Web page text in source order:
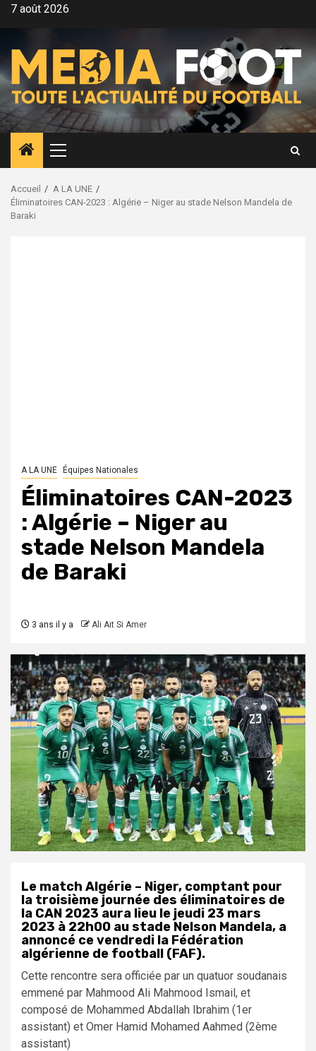
Aller7 août 2026
Menu
principal
Accueil
A LA UNE
Éliminatoires CAN-2023 : Algérie – Niger au stade Nelson Mandela de
Baraki
A LA UNE Équipes Nationales
Éliminatoires CAN-2023
: Algérie – Niger au
stade Nelson Mandela
de Baraki
3 ans il y a Ali Ait Si Amer
Le match Algérie – Niger, comptant pour
la troisième journée des éliminatoires de
la CAN 2023 aura lieu le jeudi 23 mars
2023 à 22h00 au stade Nelson Mandela, a
annoncé ce vendredi la Fédération
algérienne de football (FAF).
Cette rencontre sera officiée par un quatuor soudanais
emmené par Mahmood Ali Mahmood Ismail, et
composé de Mohammed Abdallah Ibrahim (1er
assistant) et Omer Hamid Mohamed Aahmed (2ème
assistant)